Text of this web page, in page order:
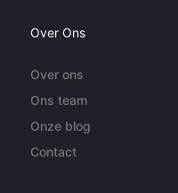
Over Ons
Over ons
Ons team
Onze blog
Contact